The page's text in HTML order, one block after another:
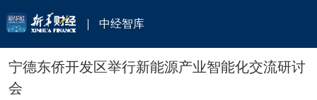
中经智库
宁德东侨开发区举行新能源产业智能化交流研讨
会